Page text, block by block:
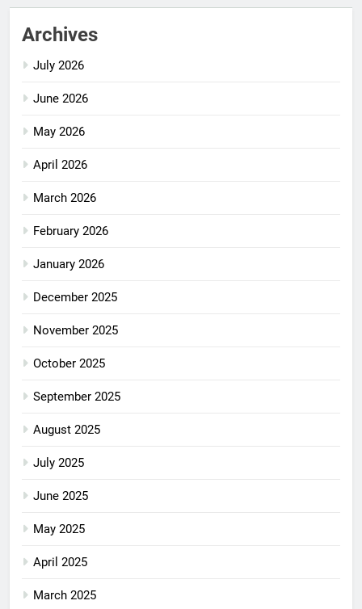
Archives
July 2026
June 2026
May 2026
April 2026
March 2026
February 2026
January 2026
December 2025
November 2025
October 2025
September 2025
August 2025
July 2025
June 2025
May 2025
April 2025
March 2025